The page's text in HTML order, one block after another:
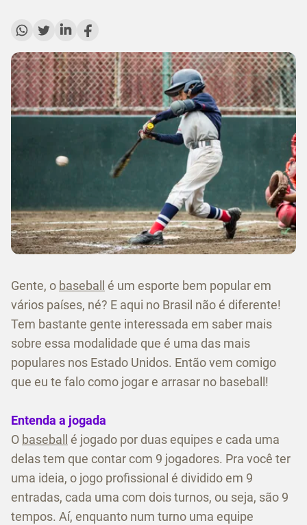
Gente, o baseball
é um esporte bem popular em
vários países, né? E aqui no Brasil não é diferente!
Tem bastante gente interessada em saber mais
sobre essa modalidade que é uma das mais
populares nos Estado Unidos. Então vem comigo
que eu te falo como jogar e arrasar no baseball!
Entenda a jogada
O baseball
é jogado por duas equipes e cada uma
delas tem que contar com 9 jogadores. Pra você ter
uma ideia, o jogo profissional é dividido em 9
entradas, cada uma com dois turnos, ou seja, são 9
tempos. Aí, enquanto num turno uma equipe